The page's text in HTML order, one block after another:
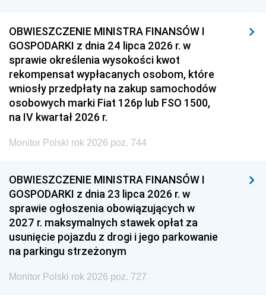
OBWIESZCZENIE MINISTRA FINANSÓW I
GOSPODARKI z dnia 24 lipca 2026 r. w
sprawie określenia wysokości kwot
rekompensat wypłacanych osobom, które
wniosły przedpłaty na zakup samochodów
osobowych marki Fiat 126p lub FSO 1500,
na IV kwartał 2026 r.
Monitor Polski rok 2026 poz. 744
OBWIESZCZENIE MINISTRA FINANSÓW I
GOSPODARKI z dnia 23 lipca 2026 r. w
sprawie ogłoszenia obowiązujących w
2027 r. maksymalnych stawek opłat za
usunięcie pojazdu z drogi i jego parkowanie
na parkingu strzeżonym
Monitor Polski rok 2026 poz. 727